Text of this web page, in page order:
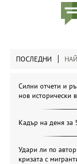
ПОСЛЕДНИ
Силни отчети и
нов исторически
Кадър на деня за
Удари ли по
кризата с